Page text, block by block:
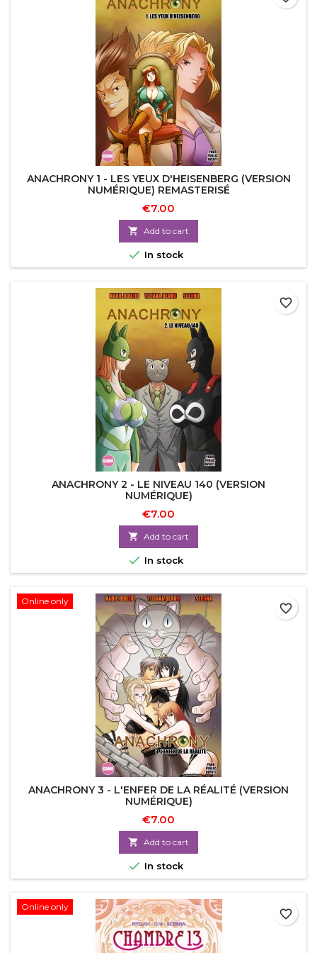
ANACHRONY 1 - LES YEUX D'HEISENBERG (VERSION
NUMÉRIQUE) REMASTERISÉ
€7.00
 Add to cart
 In stock
ANACHRONY 2 - LE NIVEAU 140 (VERSION
NUMÉRIQUE)
€7.00
 Add to cart
 In stock
favorite_border
Online only
ANACHRONY 3 - L'ENFER DE LA RÉALITÉ (VERSION
NUMÉRIQUE)
€7.00
 Add to cart
 In stock
favorite_border
Online only
favorite_border